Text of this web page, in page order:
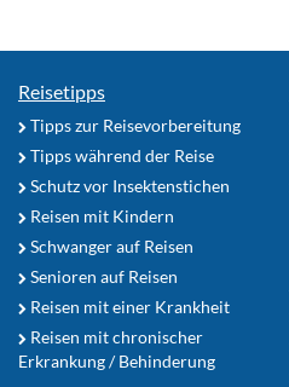
Reisetipps
Tipps zur Reisevorbereitung
Tipps während der Reise
Schutz vor Insektenstichen
Reisen mit Kindern
Schwanger auf Reisen
Senioren auf Reisen
Reisen mit einer Krankheit
Reisen mit chronischer
Erkrankung / Behinderung